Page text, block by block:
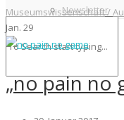
Newsletter
Museumswissenschaft/
Jan. 29
„no pain no